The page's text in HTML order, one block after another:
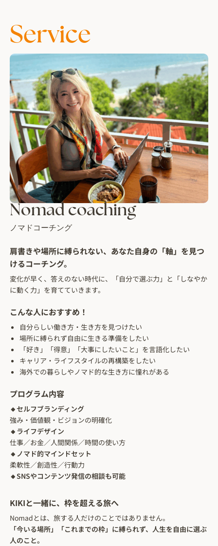
Service
Nomad coaching
ノマドコーチング
肩書きや場所に縛られない、あなた自身の「軸」を見つ
けるコーチング。
変化が早く、答えのない時代に、「自分で選ぶ力」と「しなやか
に動く力」を育てていきます。
こんな人におすすめ！
自分らしい働き方・生き方を見つけたい
場所に縛られず自由に生きる準備をしたい
「好き」「得意」「大事にしたいこと」を言語化したい
キャリア・ライフスタイルの再構築をしたい
海外での暮らしやノマド的な生き方に憧れがある
プログラム内容
🔸セルフブランディング
強み・価値観・ビジョンの明確化
🔸ライフデザイン
仕事／お金／人間関係／時間の使い方
🔸ノマド的マインドセット
柔軟性／創造性／行動力
🔸SNSやコンテンツ発信の相談も可能
KIKIと一緒に、枠を超える旅へ
Nomadとは、旅する人だけのことではありません。
「今いる場所」「これまでの枠」に縛られず、人生を自由に選ぶ
人のこと。